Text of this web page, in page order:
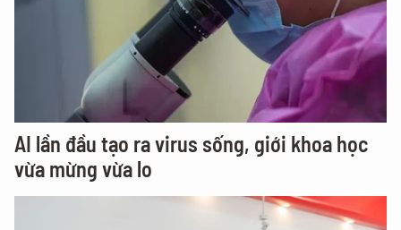
AI lần đầu tạo ra virus sống, giới khoa học
vừa mừng vừa lo